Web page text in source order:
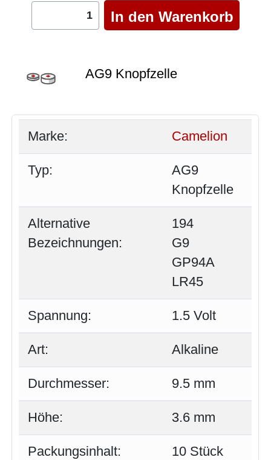
AG9 Knopfzelle
Marke: Camelion
Typ:
AG9
Knopfzelle
Alternative
Bezeichnungen:
194
G9
GP94A
LR45
Spannung: 1.5 Volt
Art: Alkaline
Durchmesser: 9.5 mm
Höhe: 3.6 mm
Packungsinhalt: 10 Stück